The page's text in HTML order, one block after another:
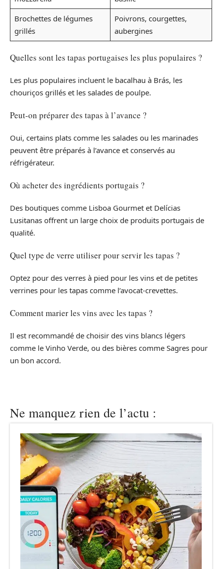
Brochettes de légumes
grillés
Poivrons, courgettes,
aubergines
Quelles sont les tapas portugaises les plus populaires ?
Les plus populaires incluent le bacalhau à Brás, les
chouriços grillés et les salades de poulpe.
Peut-on préparer des tapas à l’avance ?
Oui, certains plats comme les salades ou les marinades
peuvent être préparés à l’avance et conservés au
réfrigérateur.
Où acheter des ingrédients portugais ?
Des boutiques comme Lisboa Gourmet et Delícias
Lusitanas offrent un large choix de produits portugais de
qualité.
Quel type de verre utiliser pour servir les tapas ?
Optez pour des verres à pied pour les vins et de petites
verrines pour les tapas comme l’avocat-crevettes.
Comment marier les vins avec les tapas ?
Il est recommandé de choisir des vins blancs légers
comme le Vinho Verde, ou des bières comme Sagres pour
un bon accord.
Ne manquez rien de l’actu :